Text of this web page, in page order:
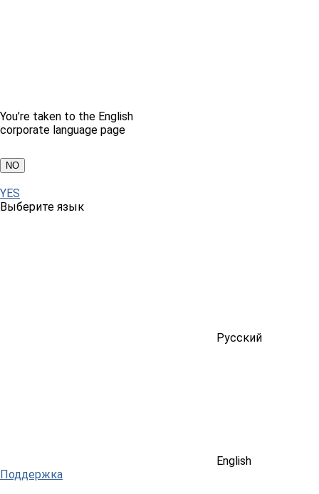
You’re taken to the English
corporate language page
NO
YES
Выберите язык
Русский
English
Поддержка